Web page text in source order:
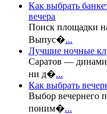
Как выбрать
вечера
Поиск площадки
Выпус�...
Лучшие ночные
Саратов —
ни д�...
Как выбрать
Выбор вечернего
поним�...